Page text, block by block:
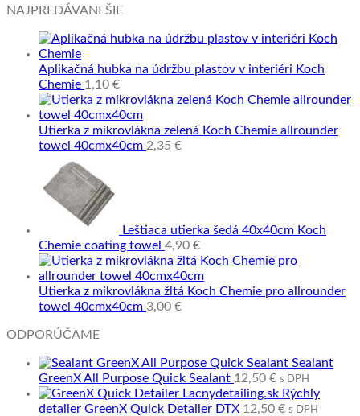
NAJPREDÁVANEŠIE
Aplikačná hubka na údržbu plastov v interiéri Koch
Chemie 1,10 €
Utierka z mikrovlákna zelená Koch Chemie allrounder
towel 40cmx40cm 2,35 €
Leštiaca utierka šedá 40x40cm Koch
Chemie coating towel 4,90 €
Utierka z mikrovlákna žltá Koch Chemie pro allrounder
towel 40cmx40cm 3,00 €
ODPORÚČAME
Sealant
GreenX All Purpose Quick Sealant 12,50 € s DPH
Rýchly
detailer GreenX Quick Detailer DTX 12,50 € s DPH